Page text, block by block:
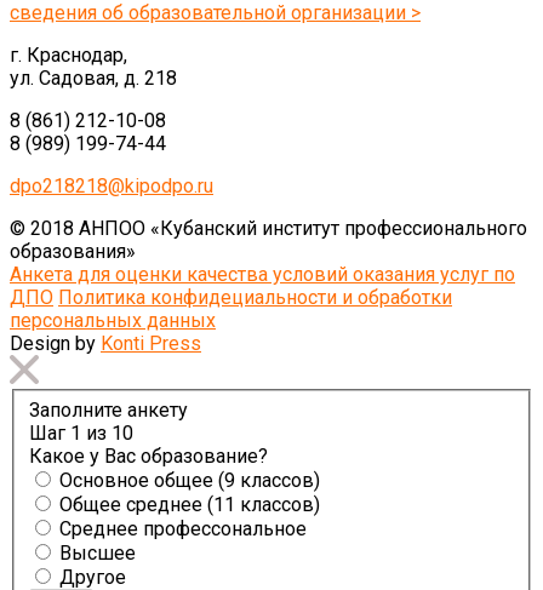
сведения об образовательной организации >
г. Краснодар,
ул. Садовая, д. 218
8 (861) 212-10-08
8 (989) 199-74-44
dpo218218@kipodpo.ru
© 2018 АНПОО «Кубанский институт профессионального
образования»
Анкета для оценки качества условий оказания услуг по
ДПО Политика конфидециальности и обработки
персональных данных
Design by Konti Press
Заполните анкету
Шаг 1 из 10
Какое у Вас образование?
Основное общее (9 классов)
Общее среднее (11 классов)
Среднее профессональное
Высшее
Другое